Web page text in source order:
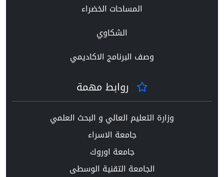
المساحات الخضراء
الشكاوي
وصف البرنامج الاكاديمي
روابط مهمة
وزارة التعليم العالي و البحث العلمي
جامعة الاسراء
جامعة اوروك
الجامعة التقنية الوسطى